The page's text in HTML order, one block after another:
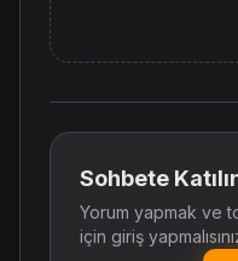
Sohbete
Yorum yapmak ve
için giriş